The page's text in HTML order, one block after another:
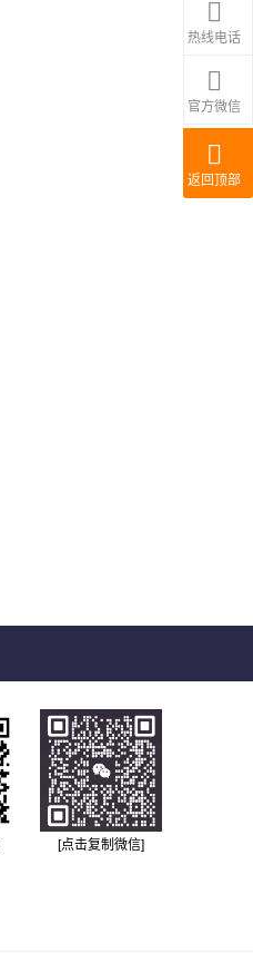
热线电话
官方微信
返回顶部
[点击复制微信]